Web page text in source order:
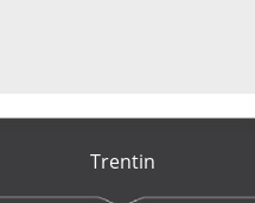
Trentin